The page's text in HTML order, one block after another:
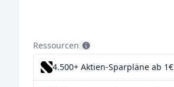
Ressourcen
4.500+ Aktien-Sparpläne ab 1€